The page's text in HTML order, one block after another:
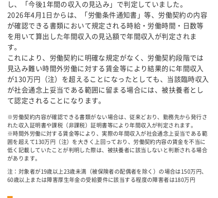
し、「今後1年間の収入の見込み」で判定していました。
2026年4月1日からは、「労働条件通知書」等、労働契約の内容
が確認できる書類において規定される時給・労働時間・日数等
を用いて算出した年間収入の見込額で年間収入が判定されま
す。
これにより、労働契約に明確な規定がなく、労働契約段階では
見込み難い時間外労働に対する賃金等により結果的に年間収入
が130万円（注）を超えることになったとしても、当該臨時収入
が社会通念上妥当である範囲に留まる場合には、被扶養者とし
て認定されることになります。
※労働契約内容が確認できる書類がない場合は、従来どおり、勤務先から発行さ
れた収入証明書や課税（非課税）証明書等により年間収入が判定されます。
※時間外労働に対する賃金等により、実際の年間収入が社会通念上妥当である範
囲を超えて130万円（注）を大きく上回っており、労働契約内容の賃金を不当に
低く記載していたことが判明した際は、被扶養者に該当しないと判断される場合
があります。
注：対象者が19歳以上23歳未満（被保険者の配偶者を除く）の場合は150万円、
60歳以上または障害厚生年金の受給要件に該当する程度の障害者は180万円